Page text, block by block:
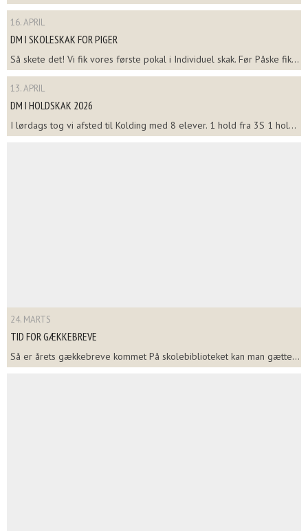
16. APRIL
DM I SKOLESKAK FOR PIGER
Så skete det! Vi fik vores første pokal i Individuel skak. Før Påske fik...
13. APRIL
DM I HOLDSKAK 2026
I lørdags tog vi afsted til Kolding med 8 elever. 1 hold fra 3S 1 hol...
24. MARTS
TID FOR GÆKKEBREVE
Så er årets gækkebreve kommet På skolebiblioteket kan man gætte...